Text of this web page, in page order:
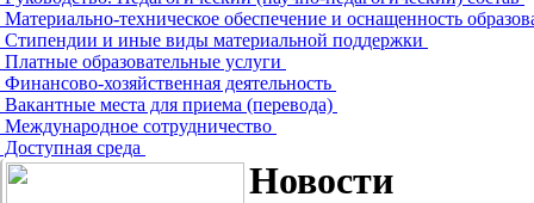
Материально-техническое обеспечение и оснащенность
Стипендии и иные виды материальной поддержки
Платные образовательные услуги
Финансово-хозяйственная деятельность
Вакантные места для приема (перевода)
Международное сотрудничество
Доступная среда
Новости